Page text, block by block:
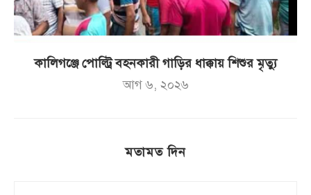
কালিগঞ্জে পোল্ট্রি বহনকারী গাড়ির ধাক্কায় শিশুর মৃত্যু
আগ ৬, ২০২৬
মতামত দিন